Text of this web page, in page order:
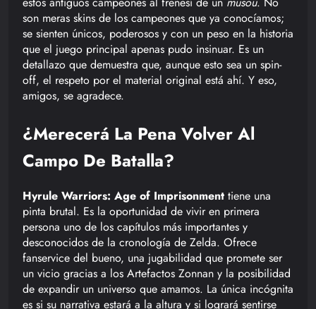
son meras skins de los campeones que ya conocíamos;
se sienten únicos, poderosos y con un peso en la historia
que el juego principal apenas pudo insinuar. Es un
detallazo que demuestra que, aunque esto sea un spin-
off, el respeto por el material original está ahí. Y eso,
amigos, se agradece.
¿Merecerá La Pena Volver Al
Campo De Batalla?
Hyrule Warriors: Age of Imprisonment tiene una
pinta brutal. Es la oportunidad de vivir en primera
persona uno de los capítulos más importantes y
desconocidos de la cronología de Zelda. Ofrece
fanservice del bueno, una jugabilidad que promete ser
un vicio gracias a los Artefactos Zonnan y la posibilidad
de expandir un universo que amamos. La única incógnita
es si su narrativa estará a la altura y si logrará sentirse